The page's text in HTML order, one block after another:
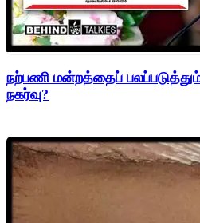
நற்பணி மன்றத்தைப்
நகர்வு?